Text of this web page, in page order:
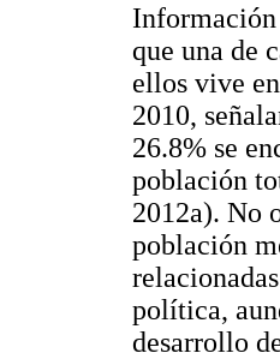
que una de
ellos vive
2010,
26.8% se
población
2012a). No
población
política,
desarrollo